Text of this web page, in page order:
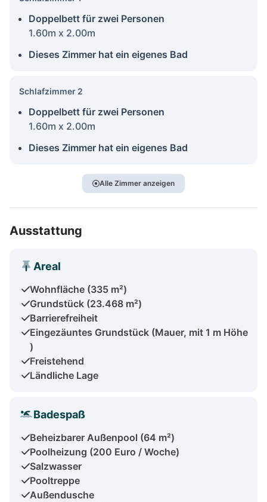
Doppelbett für zwei Personen
1.60m x 2.00m
Dieses Zimmer hat ein eigenes Bad
Schlafzimmer 2
Doppelbett für zwei Personen
1.60m x 2.00m
Dieses Zimmer hat ein eigenes Bad
Alle Zimmer anzeigen
Ausstattung
Areal
Wohnfläche (335 m²)
Grundstück (23.468 m²)
Barrierefreiheit
Eingezäuntes Grundstück (Mauer, mit 1 m Höhe
)
Freistehend
Ländliche Lage
Badespaß
Beheizbarer Außenpool (64 m²)
Poolheizung (200 Euro / Woche)
Salzwasser
Pooltreppe
Außendusche